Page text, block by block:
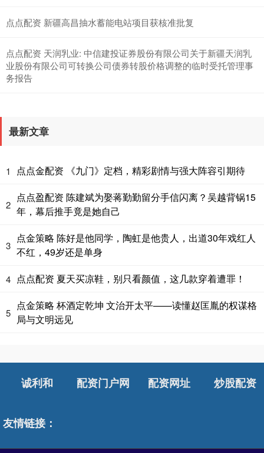
点点配资 新疆高昌抽水蓄能电站项目获核准批复
点点配资 天润乳业: 中信建投证券股份有限公司关于新疆天润乳
业股份有限公司可转换公司债券转股价格调整的临时受托管理事
务报告
最新文章
1 点点金配资 《九门》定档，精彩剧情与强大阵容引期待
2
点点盈配资 陈建斌为娶蒋勤勤留分手信闪离？吴越背锅15
年，幕后推手竟是她自己
3
点金策略 陈好是他同学，陶虹是他贵人，出道30年戏红人
不红，49岁还是单身
4 点点配资 夏天买凉鞋，别只看颜值，这几款穿着遭罪！
5
点金策略 杯酒定乾坤 文治开太平——读懂赵匡胤的权谋格
局与文明远见
诚利和 配资门户网 配资网址 炒股配资
友情链接：